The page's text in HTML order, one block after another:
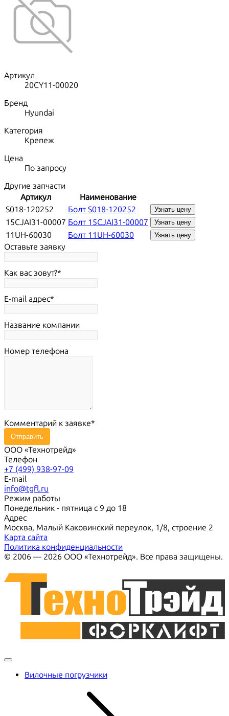
Артикул
20CY11-00020
Бренд
Hyundai
Категория
Крепеж
Цена
По запросу
Другие запчасти
Артикул
Наименование
S018-120252
Болт S018-120252 Узнать цену
15CJAI31-00007 Болт 15CJAI31-00007 Узнать цену
11UH-60030 Болт 11UH-60030 Узнать цену
Оставьте заявку
Как вас зовут?
E-mail адрес
Название компании
Номер телефона
Комментарий к заявке
Отправить
ООО «Технотрейд»
Телефон
+7 (499) 938-97-09
E-mail
info@tgfl.ru
Режим работы
Понедельник - пятница с 9 до 18
Адрес
Москва, Малый Каковинский переулок, 1/8, строение 2
Карта сайта
Политика конфиденциальности
© 2006 — 2026 ООО «Технотрейд». Все права защищены.
Вилочные погрузчики